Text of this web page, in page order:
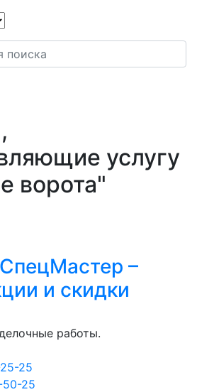
услугу
ворота"
–
и скидки
работы.
25
25